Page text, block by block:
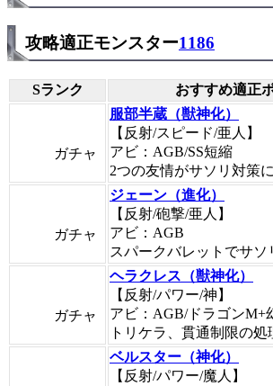
攻略適正モンスター1186
Sランク おすすめ適正
ガチャ
服部半蔵（獣神化）
【反射/スピード/亜人】
アビ：AGB/SS短縮
2つの友情がサソリ対策に
ガチャ
ジェーン（進化）
【反射/砲撃/亜人】
アビ：AGB
スパークバレットでサソ
ガチャ
ヘラクレス（獣神化）
【反射/パワー/神】
アビ：AGB/ドラゴンM+
トリケラ、貫通制限の処
ベルスター（神化）
【反射/パワー/魔人】